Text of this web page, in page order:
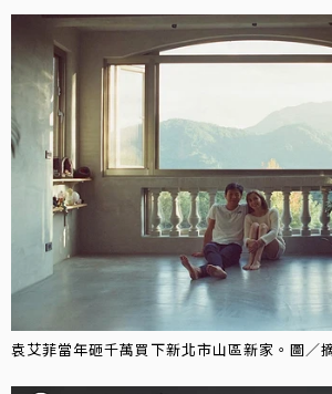
袁艾菲當年砸千萬買下新北市山區新家。圖／